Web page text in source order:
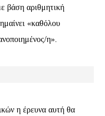
βάση αριθμητική
«καθόλου
η».
η έρευνα αυτή θα